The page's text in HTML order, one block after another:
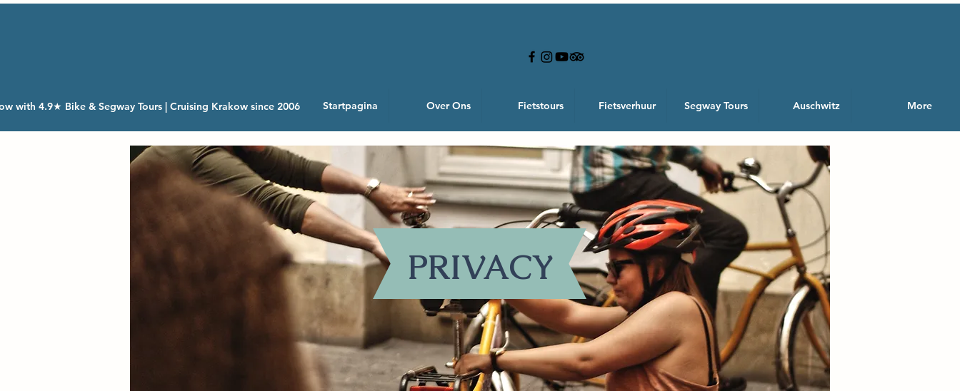
with 4.9★ Bike & Segway Tours | Cruising Krakow since 2006 Startpagina Over Ons Fietstours Fietsverhuur Segway Tours Auschwitz More
PRIVACY